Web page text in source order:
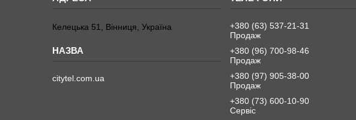
Келецька 51, Вінниця, Україна
citytel.com.ua
+380 (63) 537-21-31
Продаж
+380 (96) 700-98-46
Продаж
+380 (97) 905-38-00
Продаж
+380 (73) 600-10-90
Сервіс